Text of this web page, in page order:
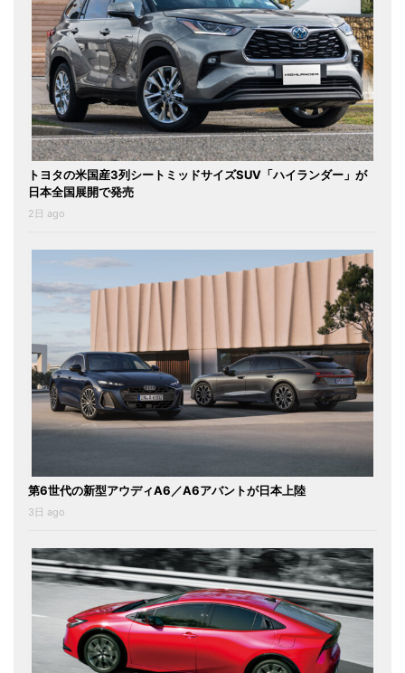
トヨタの米国産3列シートミッドサイズSUV「ハイランダー」が
日本全国展開で発売
2日 ago
第6世代の新型アウディA6／A6アバントが日本上陸
3日 ago